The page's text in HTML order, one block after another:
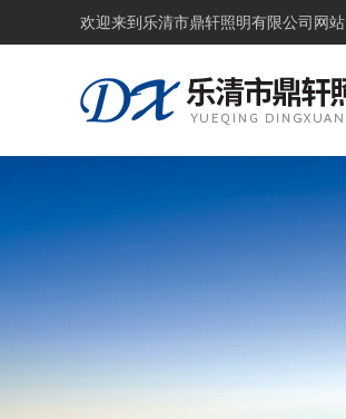
欢迎来到 乐清市鼎轩照明有限公司网站